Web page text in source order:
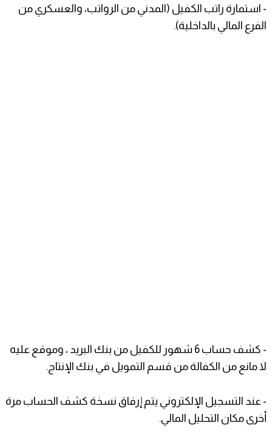
- استمارة راتب الكفيل (المدني من الرواتب، والعسكري من
الفرع المالي بالداخلية).
- كشف حساب 6 شهور للكفيل من بنك البريد ، وموقع عليه
لا مانع من الكفالة من قسم التمويل في بنك الإنتاج.
- عند التسجيل الإلكتروني يتم إرفاق نسخة كشف الحساب مرة
أخرى مكان التحليل المالي.